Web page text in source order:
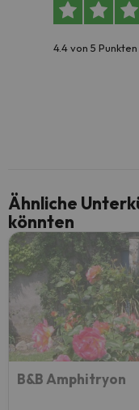
4.4 von 5
Ähnliche
könnten
B&B Amphitryon